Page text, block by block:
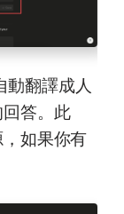
翻譯成人
答。此
如果你有